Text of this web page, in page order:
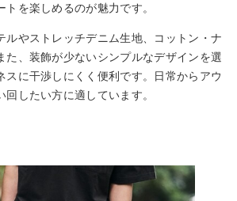
トを楽しめるのが魅力です。
ルやストレッチデニム生地、コットン・ナ
た、装飾が少ないシンプルなデザインを選
スに干渉しにくく便利です。日常からアウ
回したい方に適しています。